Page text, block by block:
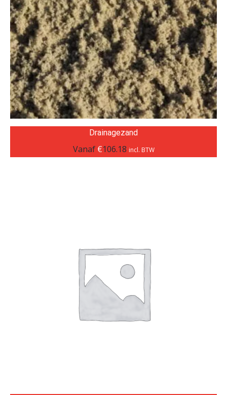
Drainagezand
Vanaf €106.18 incl. BTW